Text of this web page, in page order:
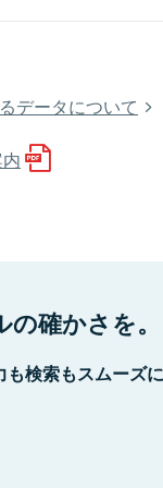
データについて
確かさを。
検索もスムーズ